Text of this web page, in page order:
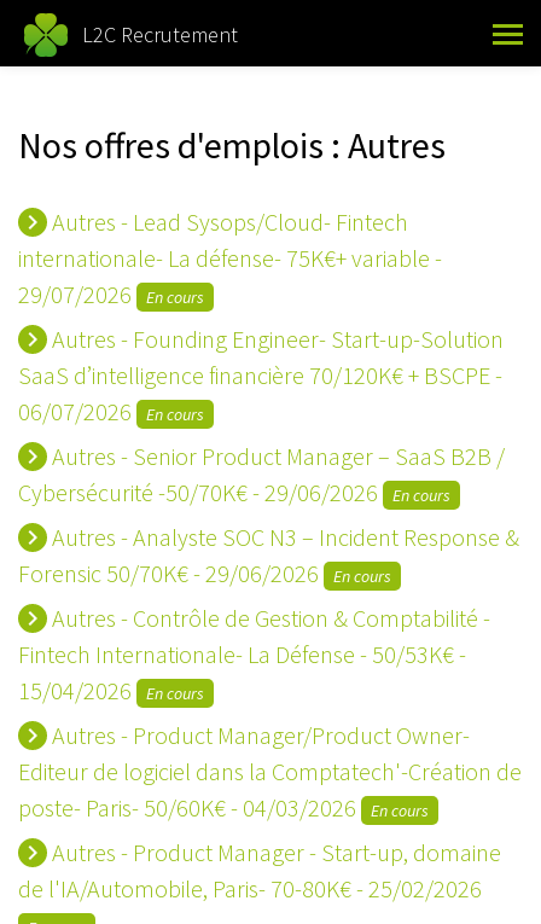
L2C Recrutement
Nos offres d'emplois : Autres
keyboard_arrow_rightAutres - Lead Sysops/Cloud- Fintech
internationale- La défense- 75K€+ variable -
29/07/2026
En cours
keyboard_arrow_rightAutres - Founding Engineer- Start-up-Solution
SaaS d’intelligence financière 70/120K€ + BSCPE -
06/07/2026
En cours
keyboard_arrow_rightAutres - Senior Product Manager – SaaS B2B /
Cybersécurité -50/70K€ - 29/06/2026
En cours
keyboard_arrow_rightAutres - Analyste SOC N3 – Incident Response &
Forensic 50/70K€ - 29/06/2026
En cours
keyboard_arrow_rightAutres - Contrôle de Gestion & Comptabilité -
Fintech Internationale- La Défense - 50/53K€ -
15/04/2026
En cours
keyboard_arrow_rightAutres - Product Manager/Product Owner-
Editeur de logiciel dans la Comptatech'-Création de
poste- Paris- 50/60K€ - 04/03/2026
En cours
keyboard_arrow_rightAutres - Product Manager - Start-up, domaine
de l'IA/Automobile, Paris- 70-80K€ - 25/02/2026